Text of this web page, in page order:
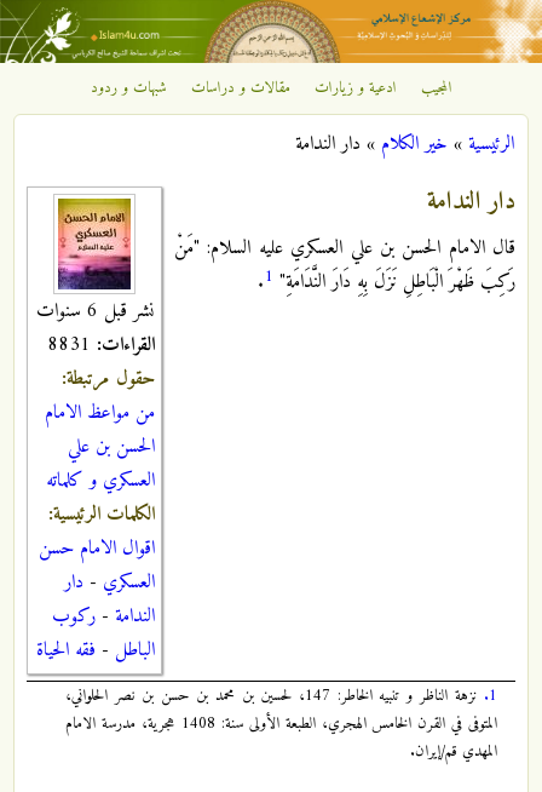
تجاوز إلى المحتوى الرئيسي
مركز
الإشعاع
الإسلامي
المجيب ادعية و زيارات مقالات و دراسات شبهات و ردود
أنت هنا
الرئيسية» خير الكلام » دار الندامة
نشر قبل 6 سنوات
القراءات:
حقول مرتبطة:
من مواعظ الامام
الحسن بن علي
العسكري و كلماته
الكلمات الرئيسية:
اقوال الامام حسن
العسكري - دار
الندامة - ركوب
الباطل - فقه الحياة
دار الندامة
قال الامام الحسن بن علي العسكري عليه السلام: "مَنْ
رَكِبَ ظَهْرَ الْبَاطِلِ‏ نَزَلَ بِهِ دَارَ النَّدَامَةِ" 1
.‏
1.
نزهة الناظر و تنبيه الخاطر: 147، لحسين بن محمد بن حسن بن نصر الحلواني،
المتوفى في القرن الخامس الهجري، الطبعة الأولى سنة: 1408 هجرية، مدرسة الامام
المهدي قم/إيران.